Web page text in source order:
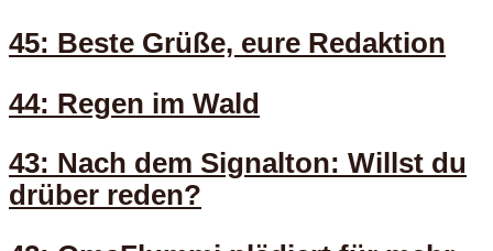
45: Beste Grüße, eure Redaktion
44: Regen im Wald
43: Nach dem Signalton: Willst du
drüber reden?